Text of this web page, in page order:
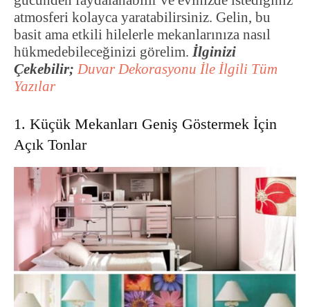
atmosferi kolayca yaratabilirsiniz. Gelin, bu
basit ama etkili hilelerle mekanlarınıza nasıl
hükmedebileceğinizi görelim. İlginizi
Çekebilir; Duvar Dekorasyonu İle İlgili Tüm
Yazılar
1. Küçük Mekanları Geniş Göstermek İçin
Açık Tonlar